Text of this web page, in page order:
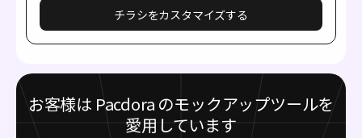
チラシをカスタマイズする
お客様は Pacdora のモックアップツールを
愛用しています